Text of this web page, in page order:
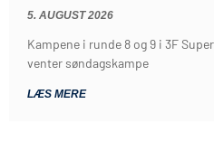
5. AUGUST 2026
Kampene i runde 8 og 9 i 3F
venter søndagskampe
LÆS MERE